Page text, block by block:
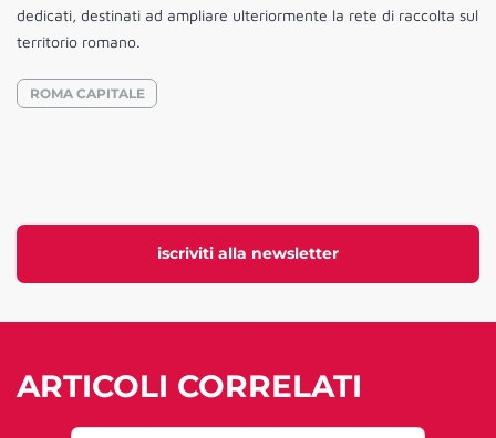
iscriviti alla newsletter
dedicati, destinati ad ampliare ulteriormente la rete di raccolta sul
territorio romano.
ROMA CAPITALE
ARTICOLI CORRELATI